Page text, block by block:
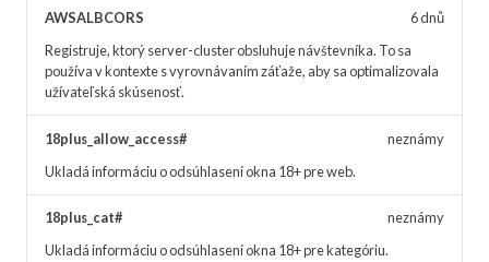
AWSALBCORS
Registruje, ktorý server-cluster obsluhuje návštevníka. To sa
používa v kontexte s vyrovnávaním záťaže, aby sa optimalizovala
užívateľská skúsenosť.
6 dnů
18plus_allow_access#
Ukladá informáciu o odsúhlasení okna 18+ pre web.
neznámy
18plus_cat#
Ukladá informáciu o odsúhlasení okna 18+ pre kategóriu.
neznámy